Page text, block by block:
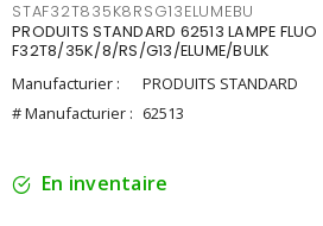
STAF32T835K8RSG13ELUMEBU
PRODUITS STANDARD 62513 LAMPE FLUO
F32T8/35K/8/RS/G13/ELUME/BULK
Manufacturier :
PRODUITS STANDARD
# Manufacturier : 62513
En inventaire